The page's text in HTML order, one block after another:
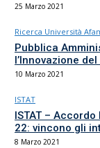
25 Marzo 2021
Ricerca Università
Pubblica
l’Innovazione
10 Marzo 2021
ISTAT
ISTAT – Accordo
22: vincono gli
8 Marzo 2021